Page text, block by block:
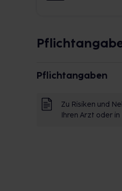
Pflichtangaben
Zu Risiken und
Ihren Arzt oder